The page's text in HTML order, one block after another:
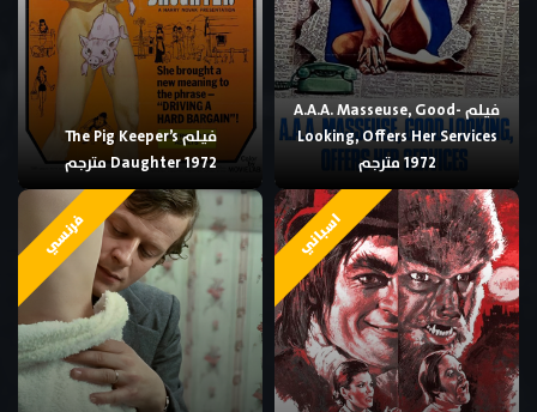
فيلم A.A.A. Masseuse, Good-
Looking, Offers Her Services
1972 مترجم
فيلم The Pig Keeper’s
Daughter 1972 مترجم
اسباني فرنسي